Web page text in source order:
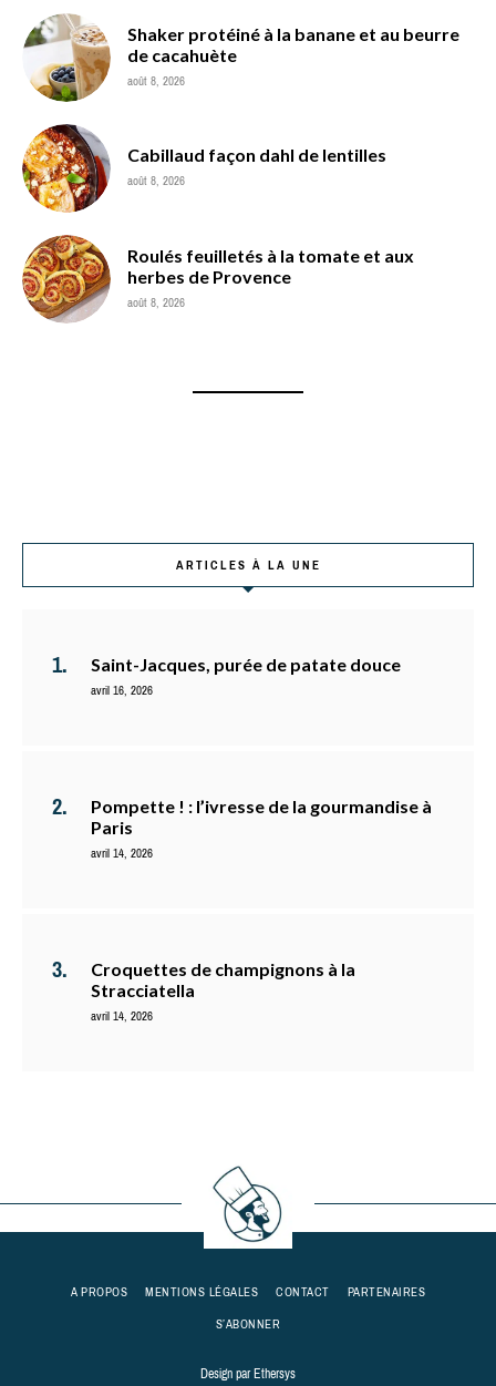
Shaker protéiné à la banane et au beurre
de cacahuète
août 8, 2026
Cabillaud façon dahl de lentilles
août 8, 2026
Roulés feuilletés à la tomate et aux
herbes de Provence
août 8, 2026
ARTICLES À LA UNE
Saint-Jacques, purée de patate douce
avril 16, 2026
Pompette ! : l’ivresse de la gourmandise à
Paris
avril 14, 2026
Croquettes de champignons à la
Stracciatella
avril 14, 2026
A PROPOS MENTIONS LÉGALES CONTACT
PARTENAIRES
S’ABONNER
Design parEthersys